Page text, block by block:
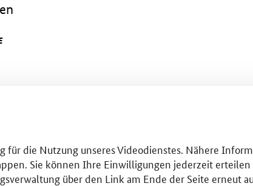
die Nutzung unseres Videodienstes. Nähere
Sie können Ihre Einwilligungen jederzeit
über den Link am Ende der Seite erneut